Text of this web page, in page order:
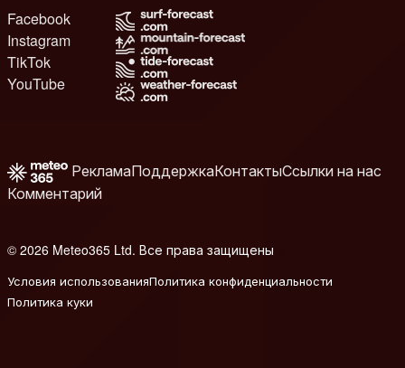
Facebook
Instagram
TikTok
YouTube
РекламаПоддержкаКонтактыСсылки на нас
Комментарий
© 2026 Meteo365 Ltd. Все права защищены
Условия использованияПолитика конфиденциальности
Политика куки